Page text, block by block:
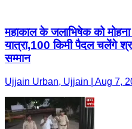
महाकाल के जलाभिषेक को
यात्रा,100 किमी पैदल चलेंगे
सम्मान
Ujjain Urban, Ujjain | Aug 7,